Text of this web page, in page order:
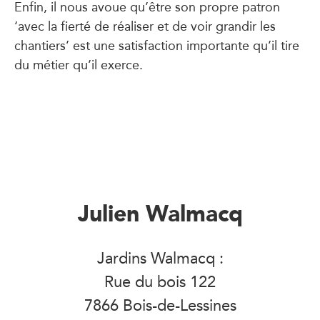
Enfin, il nous avoue qu’être son propre patron
‘avec la fierté de réaliser et de voir grandir les
chantiers’ est une satisfaction importante qu’il tire
du métier qu’il exerce.
Julien Walmacq
Jardins Walmacq :
Rue du bois 122
7866 Bois-de-Lessines